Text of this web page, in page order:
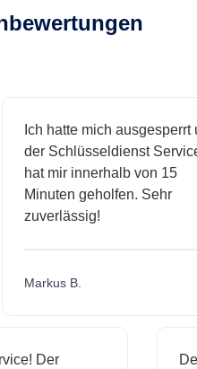
Ich hatte mich ausgesperrt und
der Schlüsseldienst Service
hat mir innerhalb von 15
Minuten geholfen. Sehr
zuverlässig!
Markus B.
Der